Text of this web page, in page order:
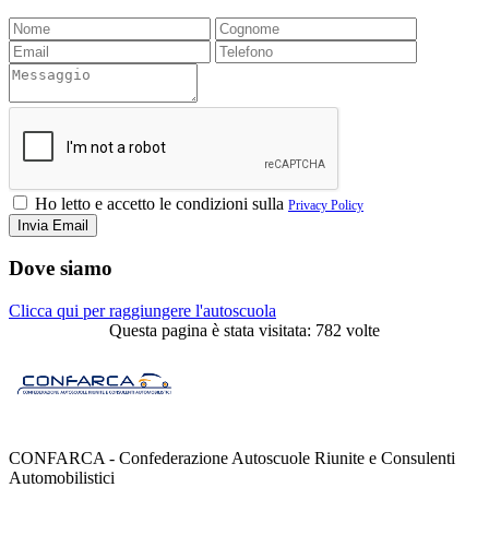
Ho letto e accetto le condizioni sulla Privacy Policy
Dove siamo
Clicca qui per raggiungere l'autoscuola
Questa pagina è stata visitata: 782 volte
CONFARCA - Confederazione Autoscuole Riunite e Consulenti
Automobilistici